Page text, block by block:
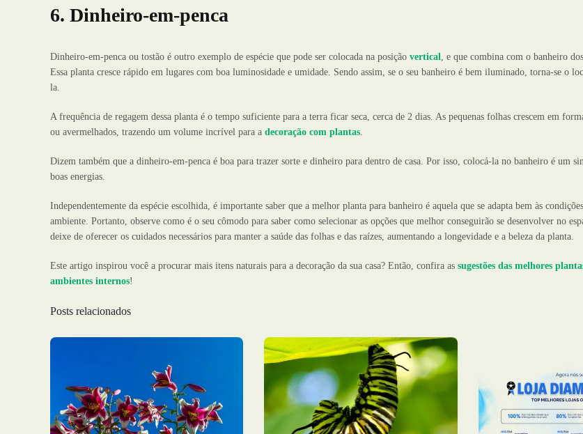
6. Dinheiro-em-penca
Dinheiro-em-penca ou tostão é outro exemplo de espécie que pode ser colocada na posição vertical, e que combina com o banheiro
Essa planta cresce rápido em lugares com boa luminosidade e umidade. Sendo assim, se o seu banheiro é bem iluminado, torna-se o
la.
A frequência de regagem dessa planta é o tempo suficiente para a terra ficar seca, cerca de 2 dias. As pequenas folhas crescem em
ou avermelhados, trazendo um volume incrível para a decoração com plantas.
Dizem também que a dinheiro-em-penca é boa para trazer sorte e dinheiro para dentro de casa. Por isso, colocá-la no banheiro é um
boas energias.
Independentemente da espécie escolhida, é importante saber que a melhor planta para banheiro é aquela que se adapta bem às
ambiente. Portanto, observe como é o seu cômodo para saber como selecionar as opções que melhor conseguirão se desenvolver no
deixe de oferecer os cuidados necessários para manter a saúde das folhas e das raízes, aumentando a longevidade e a beleza da planta.
Este artigo inspirou você a procurar mais itens naturais para a decoração da sua casa? Então, confira as sugestões das melhores
ambientes internos!
Posts relacionados